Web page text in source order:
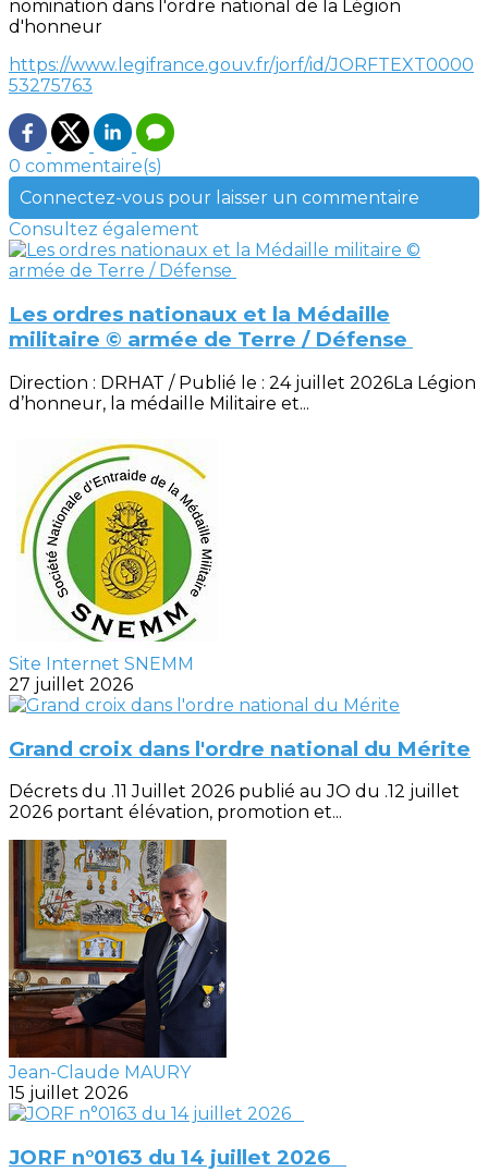
nomination dans l'ordre national de la Légion
d'honneur
https://www.legifrance.gouv.fr/jorf/id/JORFTEXT0000
53275763
0 commentaire(s)
Connectez-vous pour laisser un commentaire
Consultez également
Les ordres nationaux et la Médaille
militaire © armée de Terre / Défense
Direction : DRHAT / Publié le : 24 juillet 2026La Légion
d’honneur, la médaille Militaire et...
Site Internet SNEMM
27 juillet 2026
Grand croix dans l'ordre national du Mérite
Décrets du .11 Juillet 2026 publié au JO du .12 juillet
2026 portant élévation, promotion et...
Jean-Claude MAURY
15 juillet 2026
JORF n°0163 du 14 juillet 2026